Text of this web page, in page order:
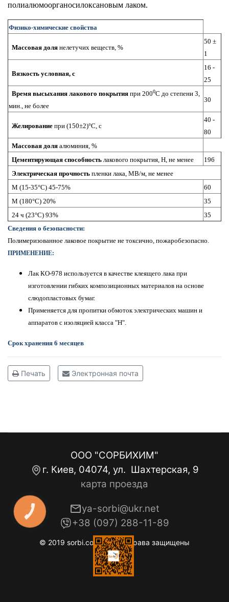
полиалюмоорганосилоксановым лаком.
Физико-химические свойства
Массовая доля нелетучих веществ, %
50 ±
1
Вязкость условная, с
16 -
25
Время высыхания лакового покрытия при 2000С до степени 3,
мин., не более
30
Желирование при (150±2)°C, с
40 -
80
Массовая доля алюминия, %
Цементирующая способность лакового покрытия, Н, не менее
196
Электрическая прочность пленки лака, МВ/м, не менее
М (15-35°C) 45-75%
60
М (180°C) 20%
35
24 ч (23°C) 93%
35
Сведения о безопасности:
Полимеризованное лаковое покрытие не токсично, пожаробезопасно.
ПРИМЕНЕНИЕ:
Лак КО-978 используется в качестве клеящего лака при
изготовлении гибких композиционных материалов на основе
слюдопластовых бумаг.
Применяется для пропитки обмоток электрических машин и
аппаратов с изоляцией класса "Н".
Срок хранения 6 месяцев
Печать Электронная почта
ООО "СОРБИХИМ"
г. Киев, 04074, ул. Шахтерская, 9
карта проезда
© 2019 sorbi.com.ua. Все права защищены
ya-sorbi@ukr.net
+38 (097) 288-11-89
КНОПКА
ЗВ'ЯЗКУ